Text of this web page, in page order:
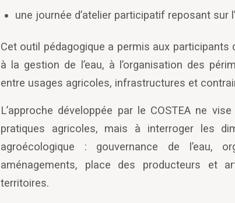
une journée d’atelier participatif reposant sur l’
Cet outil pédagogique a permis aux
à la gestion de l ’eau, à l ’organisation des
entre usages agricoles, infrastructures et
L’approche développée par le COSTEA ne
pratiques agricoles, mais à interroger les
agroécologique : gouvernance de l’eau,
aménagements, place des producteurs et
territoires.